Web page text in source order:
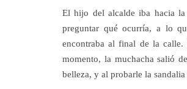
El hijo del alcalde iba hacia
preguntar qué ocurría, a lo
encontraba al final de la
momento, la muchacha salió
belleza, y al probarle la